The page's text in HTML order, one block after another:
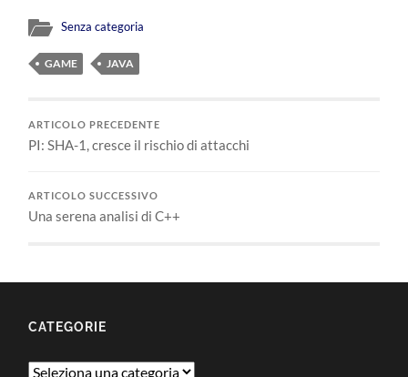
Senza categoria
GAME JAVA
ARTICOLO PRECEDENTE
PI: SHA-1, cresce il rischio di attacchi
ARTICOLO SUCCESSIVO
Una serena analisi di C++
CATEGORIE
Categorie